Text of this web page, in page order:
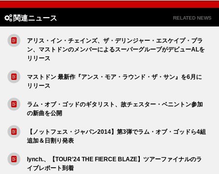
関連ニュース RELATED NEWS
アリス・イン・チェインズ、ザ・デリンジャー・エスケイプ・プラ
ン、マストドンのメンバーによるスーパーグループがデビューALを
リリース
マストドン 最新作『アンス・モア・ラウンド・ザ・サン』を6月に
リリース
ラム・オブ・ゴッドのギタリスト、故チェスター・ベニントン参加
の新曲を公開
【ノットフェス・ジャパン2014】第3弾でラム・オブ・ゴッドら4組
追加＆日割り発表
lynch.、【TOUR’24 THE FIERCE BLAZE】ツアーファイナルのラ
イブレポート到着